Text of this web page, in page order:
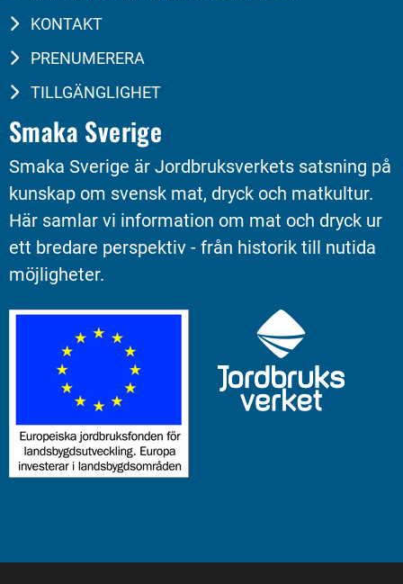
KONTAKT
PRENUMERERA
TILLGÄNGLIGHET
Smaka Sverige
Smaka Sverige är Jordbruksverkets satsning på
kunskap om svensk mat, dryck och matkultur.
Här samlar vi information om mat och dryck ur
ett bredare perspektiv - från historik till nutida
möjligheter.